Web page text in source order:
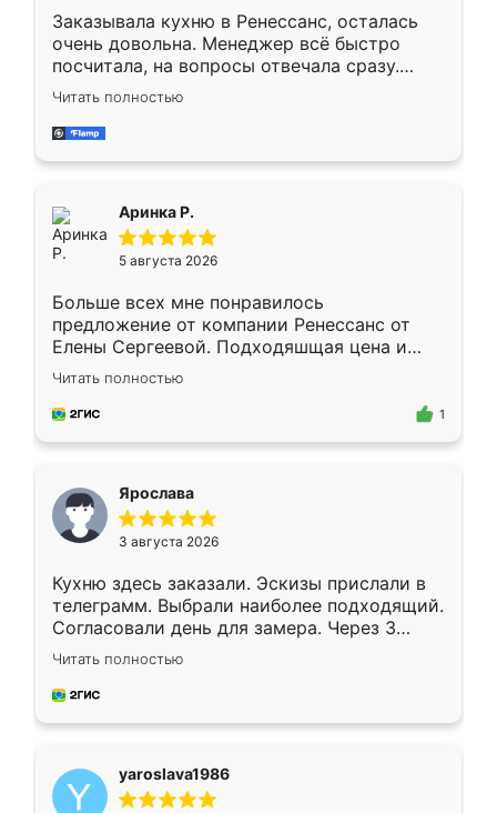
Заказывала кухню в Ренессанс, осталась
очень довольна. Менеджер всё быстро
посчитала, на вопросы отвечала сразу.
Замерщик приехал в субботу, подошёл к
делу со всей ответственностью. Собрали
за день, ребята работали аккуратно, даже
Читать полностью
Аринка Р.
5 августа 2026
Больше всех мне понравилось
предложение от компании Ренессанс от
Елены Сергеевой. Подходяшщая цена и
короткие сроки изготовления. Приехавший
для замера сотрудник Владислав
предложил по моему эскизу самый
Читать полностью
1
Ярослава
3 августа 2026
Кухню здесь заказали. Эскизы прислали в
телеграмм. Выбрали наиболее подходящий.
Согласовали день для замера. Через 3
недели кухня была уже готова. Остались
довольны работой. Спасибо Ренессанс
мебель за качественную работу!
Читать полностью
yaroslava1986